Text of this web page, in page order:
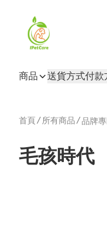
商品 送貨方式付款
首頁/ 所有商品 /品牌
毛孩時代